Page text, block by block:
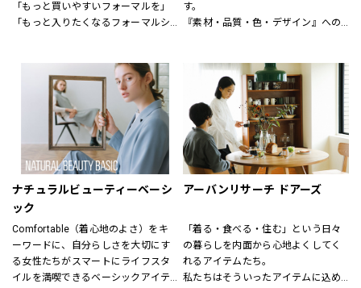
おります。
「もっと買いやすいフォーマルを」
「もっと入りたくなるフォーマルシ
結婚式、お別れ、パーティー、そし
てちょっとしたお出かけなど
特別な日も、日常も様々なシーンで
着まわせるアイテムをトータルに
提案する新しいフォーマルコンセプ
トショップ。
礼服、喪服、パーティードレス、ロ
ングドレス、ブライダルドレス、セ
レモニースーツ、アクセサリー等、
フォーマルアイテムをトータルコー
ディネートで提案させていただきま
す。
す。
『素材・品質・色・デザイン』への
毎日着れるシンプルなものからデザ
インにこだわった商品、そして最新
のお値打ちファッションも用意して
います。
特別なルートで仕入れた商品にきっ
と満足いただけるはずです。
ナチュラルビューティーベーシ
ック
Comfortable（着心地のよさ）をキ
ーワードに、自分らしさを大切にす
る女性たちがスマートにライフスタ
イルを満喫できるベーシックアイテ
アーバンリサーチ ドアーズ
「着る・食べる・住む」という日々
の暮らしを内面から心地よくしてく
れるアイテムたち。
私たちはそういったアイテムに込め